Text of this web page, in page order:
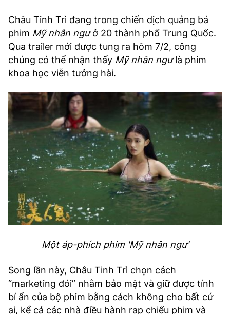
Châu Tinh Trì đang trong chiến dịch quảng bá
phim Mỹ nhân ngưở 20 thành phố Trung Quốc.
Qua trailer mới được tung ra hôm 7/2, công
chúng có thể nhận thấy Mỹ nhân ngưlà phim
khoa học viễn tưởng hài.
Một áp-phích phim 'Mỹ nhân ngư'
Song lần này, Châu Tinh Trì chọn cách
“marketing đói” nhằm bảo mật và giữ được tính
bí ẩn của bộ phim bằng cách không cho bất cứ
ai, kể cả các nhà điều hành rạp chiếu phim và